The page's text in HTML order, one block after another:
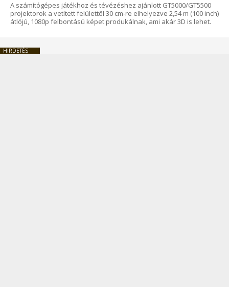
A számítógépes játékhoz és tévézéshez ajánlott GT5000/GT5500
projektorok a vetített felülettől 30 cm-re elhelyezve 2,54 m (100 inch)
átlójú, 1080p felbontású képet produkálnak, ami akár 3D is lehet.
HIRDETÉS